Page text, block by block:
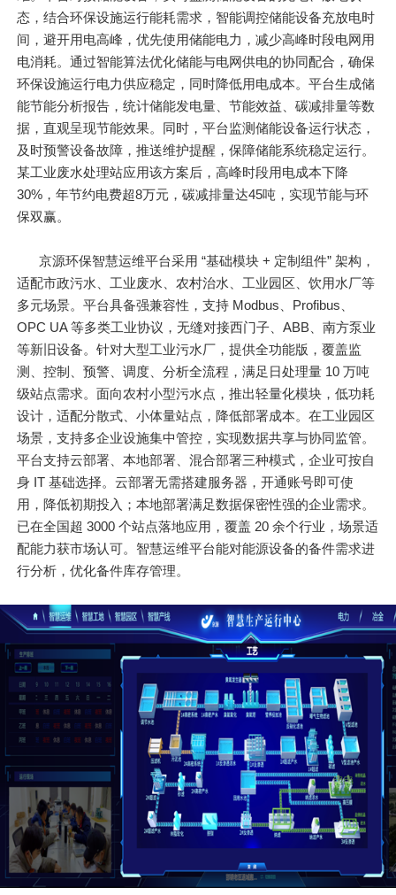
态，结合环保设施运行能耗需求，智能调控储能设备充放电时
间，避开用电高峰，优先使用储能电力，减少高峰时段电网用
电消耗。通过智能算法优化储能与电网供电的协同配合，确保
环保设施运行电力供应稳定，同时降低用电成本。平台生成储
能节能分析报告，统计储能发电量、节能效益、碳减排量等数
据，直观呈现节能效果。同时，平台监测储能设备运行状态，
及时预警设备故障，推送维护提醒，保障储能系统稳定运行。
某工业废水处理站应用该方案后，高峰时段用电成本下降
30%，年节约电费超8万元，碳减排量达45吨，实现节能与环
保双赢。
京源环保智慧运维平台采用 “基础模块 + 定制组件” 架构，
适配市政污水、工业废水、农村治水、工业园区、饮用水厂等
多元场景。平台具备强兼容性，支持 Modbus、Profibus、
OPC UA 等多类工业协议，无缝对接西门子、ABB、南方泵业
等新旧设备。针对大型工业污水厂，提供全功能版，覆盖监
测、控制、预警、调度、分析全流程，满足日处理量 10 万吨
级站点需求。面向农村小型污水点，推出轻量化模块，低功耗
设计，适配分散式、小体量站点，降低部署成本。在工业园区
场景，支持多企业设施集中管控，实现数据共享与协同监管。
平台支持云部署、本地部署、混合部署三种模式，企业可按自
身 IT 基础选择。云部署无需搭建服务器，开通账号即可使
用，降低初期投入；本地部署满足数据保密性强的企业需求。
已在全国超 3000 个站点落地应用，覆盖 20 余个行业，场景适
配能力获市场认可。智慧运维平台能对能源设备的备件需求进
行分析，优化备件库存管理。